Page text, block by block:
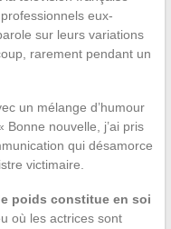
eux-
sur leurs variations
rarement pendant un
un mélange d’humour
nouvelle, j’ai pris
qui désamorce
victimaire.
poids constitue en soi
où les actrices sont